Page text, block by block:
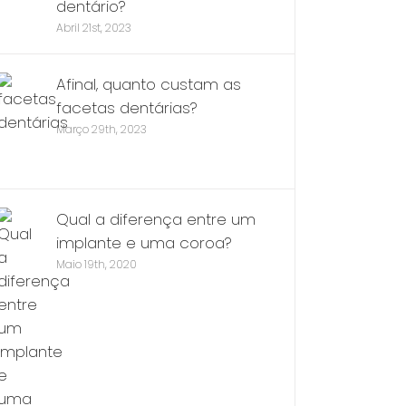
dentário?
Abril 21st, 2023
Afinal, quanto custam as
facetas dentárias?
Março 29th, 2023
Qual a diferença entre um
implante e uma coroa?
Maio 19th, 2020